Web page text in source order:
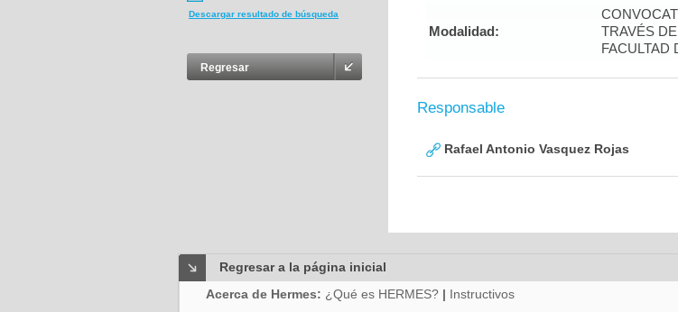
Descargar resultado de búsqueda
Regresar
Modalidad:
TRAVÉS
FACULTAD
Responsable
Rafael Antonio Vasquez Rojas
Regresar a la página inicial
Acerca de Hermes: ¿Qué es HERMES? | Instructivos